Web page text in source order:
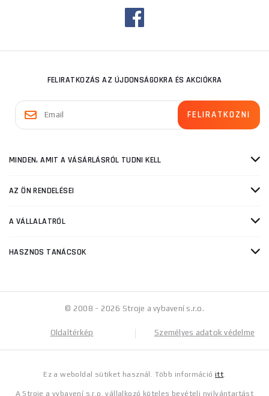
FELIRATKOZÁS AZ ÚJDONSÁGOKRA ÉS AKCIÓKRA
MINDEN, AMIT A VÁSÁRLÁSRÓL TUDNI KELL
AZ ÖN RENDELÉSEI
A VÁLLALATRÓL
HASZNOS TANÁCSOK
© 2008 - 2026 Stroje a vybavení s.r.o.
Oldaltérkép Személyes adatok védelme
Ez a weboldal sütiket használ. Több információitt.
A Stroje a vybavení s.r.o. vállalkozó köteles bevételi nyilvántartást